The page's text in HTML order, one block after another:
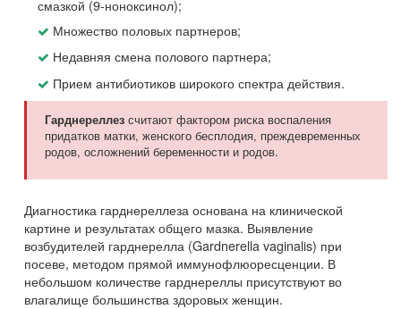
смазкой (9-ноноксинол);
Множество половых партнеров;
Недавняя смена полового партнера;
Прием антибиотиков широкого спектра действия.
Гарднереллез считают фактором риска воспаления
придатков матки, женского бесплодия, преждевременных
родов, осложнений беременности и родов.
Диагностика гарднереллеза основана на клинической
картине и результатах общего мазка. Выявление
возбудителей гарднерелла (Gardnerella vaginalis) при
посеве, методом прямой иммунофлюоресценции. В
небольшом количестве гарднереллы присутствуют во
влагалище большинства здоровых женщин.